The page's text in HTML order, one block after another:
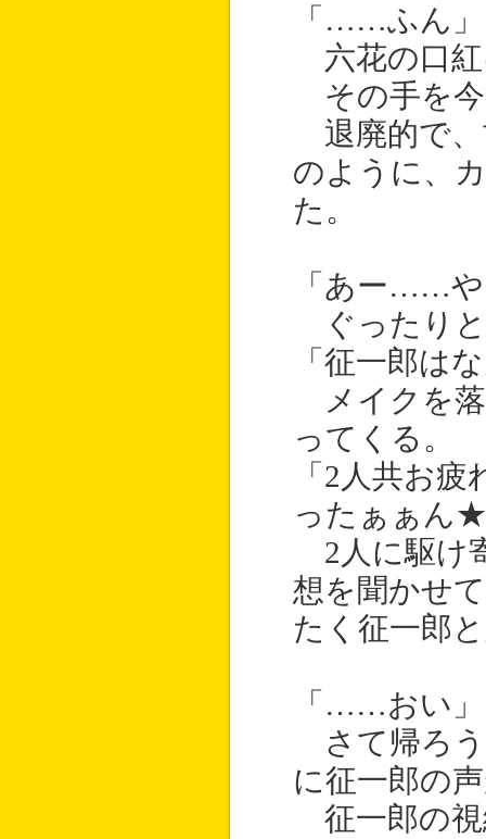
「……ふん」
六花の口紅
その手を今
退廃的で、
のように、
た。
「あー……
ぐったりと
「征一郎は
メイクを落
ってくる。
「2人共お
ったぁぁん
2人に駆け
想を聞かせ
たく征一郎
「……おい」
さて帰ろう
に征一郎の
征一郎の